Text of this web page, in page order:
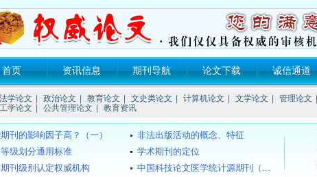
首页 资讯信息 期刊导航 论文下载 诚信通道
法学论文 政治论文 教育论文 文史类论文 计算机论文 文学论文 管理论文
工学论文 公共管理论文 教育资讯
谓的“中国消费网（xao...
《SCI》、《EI》、《ISTP》、...
的话要注明哪些信息？
核心期刊的发表流程是什么？
刊的影响因子高？（一）
非法出版活动的概念、特征
级划分通用标准
学术期刊的定位
刊级别认定权威机构
中国科技论文医学统计源期刊（...